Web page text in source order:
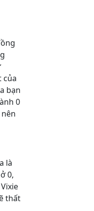
của
bạn
0
là
0,
thất